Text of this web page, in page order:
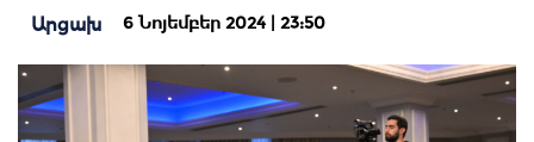
Արցախ 6 Նոյեմբեր 2024 | 23:50